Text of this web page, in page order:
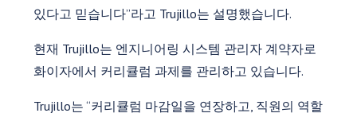
있다고 믿습니다”라고 Trujillo는 설명했습니다.
현재 Trujillo는 엔지니어링 시스템 관리자 계약자로
화이자에서 커리큘럼 과제를 관리하고 있습니다.
Trujillo는 “커리큘럼 마감일을 연장하고, 직원의 역할